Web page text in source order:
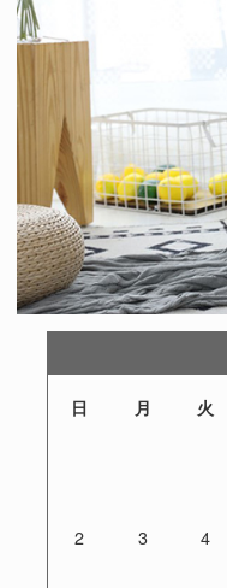
日 月 火
2 3 4